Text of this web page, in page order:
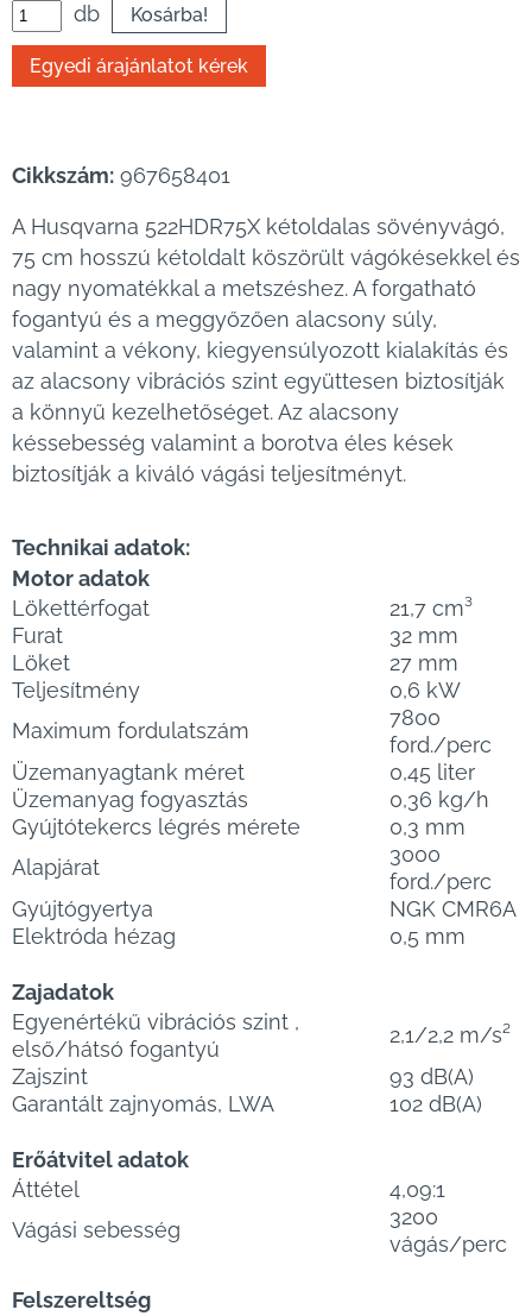
db
Cikkszám: 967658401
A Husqvarna 522HDR75X kétoldalas sövényvágó,
75 cm hosszú kétoldalt köszörült vágókésekkel és
nagy nyomatékkal a metszéshez. A forgatható
fogantyú és a meggyőzően alacsony súly,
valamint a vékony, kiegyensúlyozott kialakítás és
az alacsony vibrációs szint együttesen biztosítják
a könnyű kezelhetőséget. Az alacsony
késsebesség valamint a borotva éles kések
biztosítják a kiváló vágási teljesítményt.
Technikai adatok:
Motor adatok
Lökettérfogat
21,7 cm³
Furat
32 mm
Löket
27 mm
Teljesítmény
0,6 kW
Maximum fordulatszám
7800
ford./perc
Üzemanyagtank méret
0,45 liter
Üzemanyag fogyasztás
0,36 kg/h
Gyújtótekercs légrés mérete
0,3 mm
Alapjárat
3000
ford./perc
Gyújtógyertya
NGK CMR6A
Elektróda hézag
0,5 mm
Zajadatok
Egyenértékű vibrációs szint ,
első/hátsó fogantyú
2,1/2,2 m/s²
Zajszint
93 dB(A)
Garantált zajnyomás, LWA
102 dB(A)
Erőátvitel adatok
Áttétel
4,09:1
Vágási sebesség
3200
vágás/perc
Felszereltség